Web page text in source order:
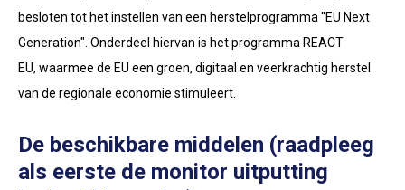
besloten tot het instellen van een herstelprogramma "EU Next
Generation". Onderdeel hiervan is het programma REACT
EU, waarmee de EU een groen, digitaal en veerkrachtig herstel
van de regionale economie stimuleert.
De beschikbare middelen (raadpleeg
als eerste de monitor uitputting